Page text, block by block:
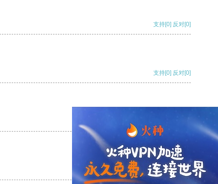
支持[0] 反对[0]
支持[0] 反对[0]
支持 [0] 反对[0]